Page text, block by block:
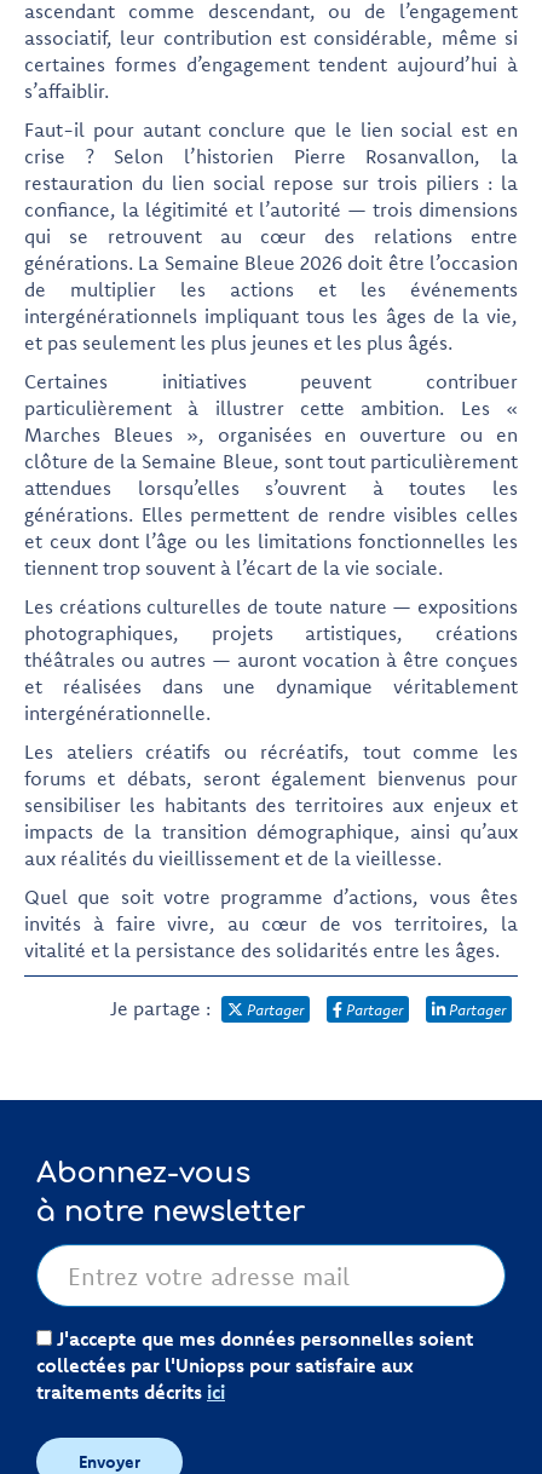
ascendant comme descendant, ou de l’engagement
associatif, leur contribution est considérable, même si
certaines formes d’engagement tendent aujourd’hui à
s’affaiblir.
Faut-il pour autant conclure que le lien social est en
crise ? Selon l’historien Pierre Rosanvallon, la
restauration du lien social repose sur trois piliers : la
confiance, la légitimité et l’autorité — trois dimensions
qui se retrouvent au cœur des relations entre
générations. La Semaine Bleue 2026 doit être l’occasion
de multiplier les actions et les événements
intergénérationnels impliquant tous les âges de la vie,
et pas seulement les plus jeunes et les plus âgés.
Certaines initiatives peuvent contribuer
particulièrement à illustrer cette ambition. Les «
Marches Bleues », organisées en ouverture ou en
clôture de la Semaine Bleue, sont tout particulièrement
attendues lorsqu’elles s’ouvrent à toutes les
générations. Elles permettent de rendre visibles celles
et ceux dont l’âge ou les limitations fonctionnelles les
tiennent trop souvent à l’écart de la vie sociale.
Les créations culturelles de toute nature — expositions
photographiques, projets artistiques, créations
théâtrales ou autres — auront vocation à être conçues
et réalisées dans une dynamique véritablement
intergénérationnelle.
Les ateliers créatifs ou récréatifs, tout comme les
forums et débats, seront également bienvenus pour
sensibiliser les habitants des territoires aux enjeux et
impacts de la transition démographique, ainsi qu’aux
aux réalités du vieillissement et de la vieillesse.
Quel que soit votre programme d’actions, vous êtes
invités à faire vivre, au cœur de vos territoires, la
vitalité et la persistance des solidarités entre les âges.
Je partage : Partager Partager Partager
Abonnez-vous
à notre newsletter
J'accepte que mes données personnelles soient
collectées par l'Uniopss pour satisfaire aux
traitements décrits ici
Envoyer